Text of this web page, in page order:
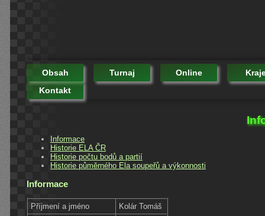
Obsah Turnaj Online
Kontakt
Informace
Historie ELA ČR
Historie počtu bodů a partií
Historie půměrného Ela soupeřů a výkonnosti
Informace
Příjmení a jméno
Kolár Tomáš